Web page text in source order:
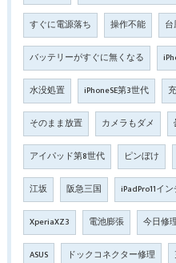
すぐに電源落ち 操作不能
バッテリーがすぐに無くなる
水没処置 iPhoneSE第3世代
そのまま放置 カメラもダメ
アイパッド第8世代 ピンぼけ
江坂 阪急三国 iPadPro11イン
XperiaXZ3 電池膨張 今日修
ASUS ドックコネクター修理